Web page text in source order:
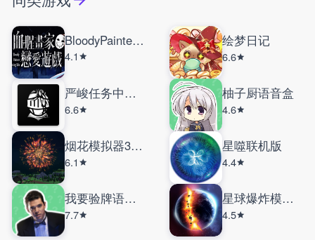
BloodyPainterDatingSim
4.1
绘梦日记
6.6
严峻任务中文版
6.6
柚子厨语音盒
4.6
烟花模拟器3D手机版
6.1
星噬联机版
4.4
我要验牌语音盒
7.7
星球爆炸模拟器内置菜单
4.5